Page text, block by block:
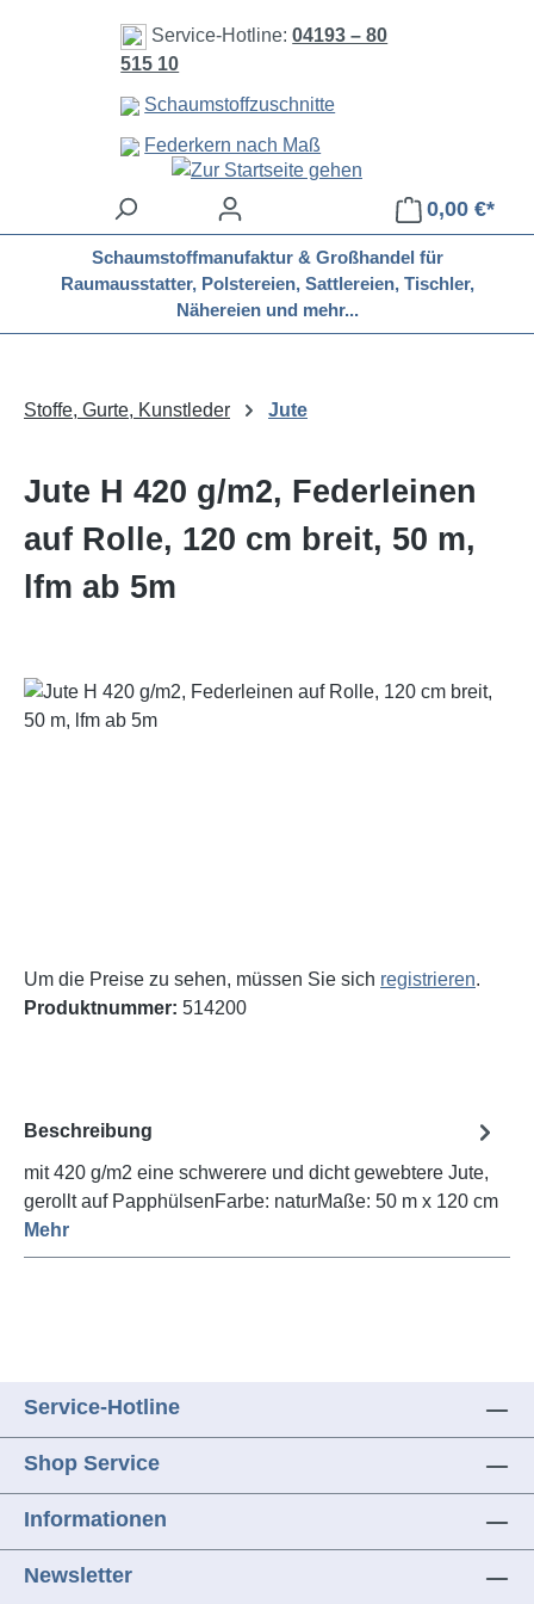
Zum Hauptinhalt springen
Service-Hotline:04193 – 80
515 10
Schaumstoffzuschnitte
Federkern nach Maß
0,00 €*
Schaumstoffmanufaktur & Großhandel für
Raumausstatter, Polstereien, Sattlereien, Tischler,
Nähereien und mehr...
Stoffe, Gurte, Kunstleder Jute
Jute H 420 g/m2, Federleinen
auf Rolle, 120 cm breit, 50 m,
lfm ab 5m
Bildergalerie überspringen
Um die Preise zu sehen, müssen Sie sich registrieren.
Produktnummer: 514200
Beschreibung
mit 420 g/m2 eine schwerere und dicht gewebtere Jute,
gerollt auf PapphülsenFarbe: naturMaße: 50 m x 120 cm
Mehr
Service-Hotline
Shop Service
Informationen
Newsletter